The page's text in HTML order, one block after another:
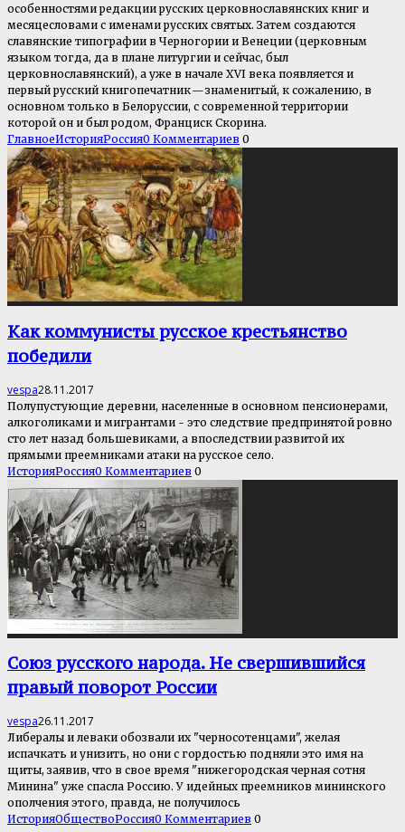
особенностями редакции русских церковнославянских книг и
месяцесловами с именами русских святых. Затем создаются
славянские типографии в Черногории и Венеции (церковным
языком тогда, да в плане литургии и сейчас, был
церковнославянский), а уже в начале XVI века появляется и
первый русский книгопечатник — знаменитый, к сожалению, в
основном только в Белоруссии, с современной территории
которой он и был родом, Франциск Скорина.
ГлавноеИсторияРоссия0 Комментариев 0
Как коммунисты русское крестьянство
победили
vespa28.11.2017
Полупустующие деревни, населенные в основном пенсионерами,
алкоголиками и мигрантами - это следствие предпринятой ровно
сто лет назад большевиками, а впоследствии развитой их
прямыми преемниками атаки на русское село.
ИсторияРоссия0 Комментариев 0
Союз русского народа. Не свершившийся
правый поворот России
vespa26.11.2017
Либералы и леваки обозвали их "черносотенцами", желая
испачкать и унизить, но они с гордостью подняли это имя на
щиты, заявив, что в свое время "нижегородская черная сотня
Минина" уже спасла Россию. У идейных преемников мининского
ополчения этого, правда, не получилось
ИсторияОбществоРоссия0 Комментариев 0